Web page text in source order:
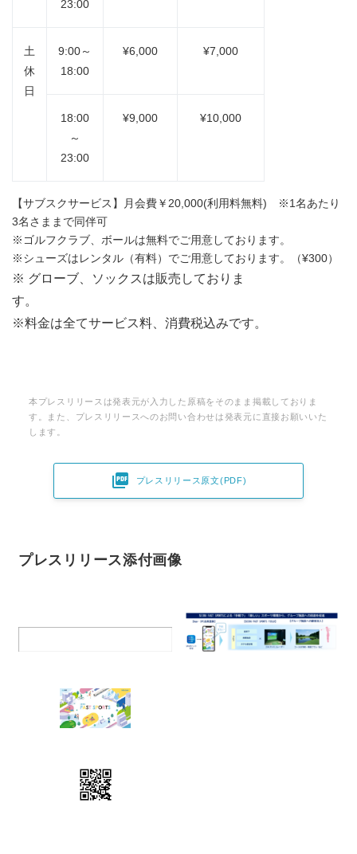
23:00
土
休
日
9:00～
18:00
¥6,000 ¥7,000
18:00
～
23:00
¥9,000 ¥10,000
【サブスクサービス】月会費￥20,000(利用料無料) ※1名あたり
3名さままで同伴可
※ゴルフクラブ、ボールは無料でご用意しております。
※シューズはレンタル（有料）でご用意しております。（¥300）
※ グローブ、ソックスは販売しておりま
す。
※料金は全てサービス料、消費税込みです。
本プレスリリースは発表元が入力した原稿をそのまま掲載しておりま
す。また、プレスリリースへのお問い合わせは発表元に直接お願いいた
します。
 プレスリリース原文(PDF)
プレスリリース添付画像